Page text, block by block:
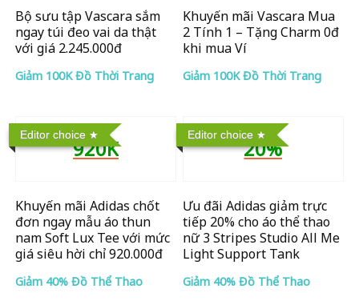
Bộ sưu tập Vascara sắm
ngay túi đeo vai da thật
với giá 2.245.000đ
Giảm 100K Đồ Thời Trang
Khuyến mãi Vascara Mua
2 Tính 1 – Tặng Charm 0đ
khi mua Ví
Giảm 100K Đồ Thời Trang
Editor choice
920K
Khuyến mãi Adidas chốt
đơn ngay mẫu áo thun
nam Soft Lux Tee với mức
giá siêu hời chỉ 920.000đ
Giảm 40% Đồ Thể Thao
Editor choice
20%
Ưu đãi Adidas giảm trực
tiếp 20% cho áo thể thao
nữ 3 Stripes Studio All Me
Light Support Tank
Giảm 40% Đồ Thể Thao